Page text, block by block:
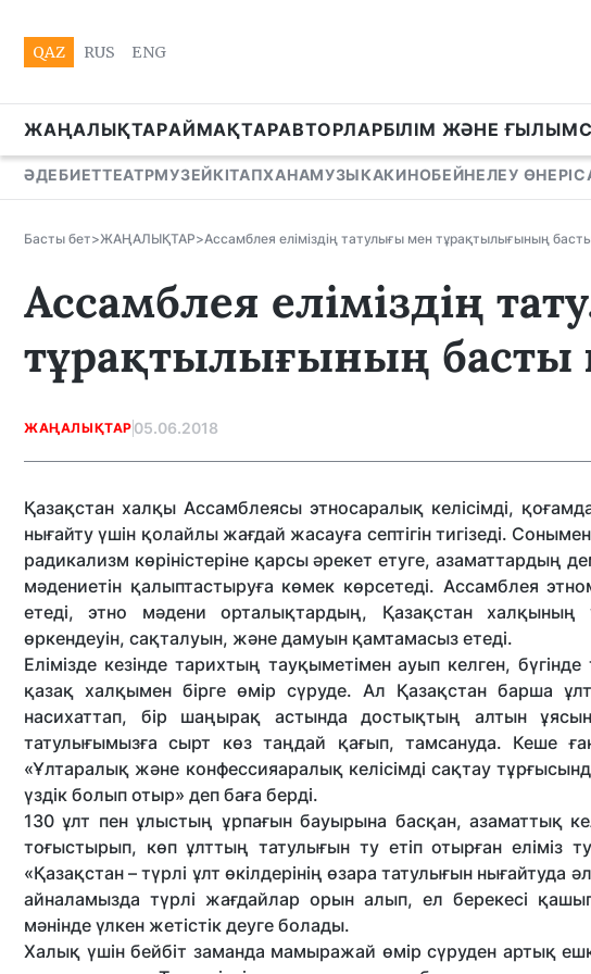
QAZ RUS ENG
ЖАҢАЛЫҚТАРАЙМАҚТАРАВТОРЛАРБІЛІМ ЖӘНЕ ҒЫЛЫМ
ӘДЕБИЕТТЕАТРМУЗЕЙКІТАПХАНАМУЗЫКАКИНОБЕЙНЕЛЕУ ӨНЕРІ
Басты бет>ЖАҢАЛЫҚТАР>Ассамблея еліміздің татулығы мен тұрақтылығының басты
Ассамблея еліміздің
тұрақтылығының басты
ЖАҢАЛЫҚТАР 05.06.2018
Қазақстан халқы Ассамблеясы этносаралық келісімді,
нығайту үшін қолайлы жағдай жасауға септігін тигізеді.
радикализм көріністеріне қарсы әрекет етуге, азаматтардың
мәдениетін қалыптастыруға көмек көрсетеді. Ассамблея
етеді, этно мәдени орталықтардың, Қазақстан халқының
өркендеуін, сақталуын, және дамуын қамтамасыз етеді.
Елімізде кезінде тарихтың тауқыметімен ауып келген, бүгінде
қазақ халқымен бірге өмір сүруде. Ал Қазақстан барша
насихаттап, бір шаңырақ астында достықтың алтын
татулығымызға сырт көз таңдай қағып, тамсануда. Кеше
«Ұлтаралық және конфессияаралық келісімді сақтау
үздік болып отыр» деп баға берді.
130 ұлт пен ұлыстың ұрпағын бауырына басқан, азаматтық
тоғыстырып, көп ұлттың татулығын ту етіп отырған
«Қазақстан – түрлі ұлт өкілдерінің өзара татулығын нығайтуда
айналамызда түрлі жағдайлар орын алып, ел берекесі
мәнінде үлкен жетістік деуге болады.
Халық үшін бейбіт заманда мамыражай өмір сүруден артық